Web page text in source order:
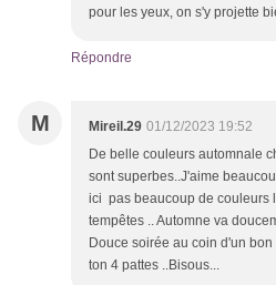
pour les yeux, on s'y projette
Répondre
M Mireil.29 01/12/2023 19:52
De belle couleurs automnale
sont superbes..J'aime
ici pas beaucoup de couleurs
tempêtes .. Automne va
Douce soirée au coin d'un
ton 4 pattes ..Bisous...